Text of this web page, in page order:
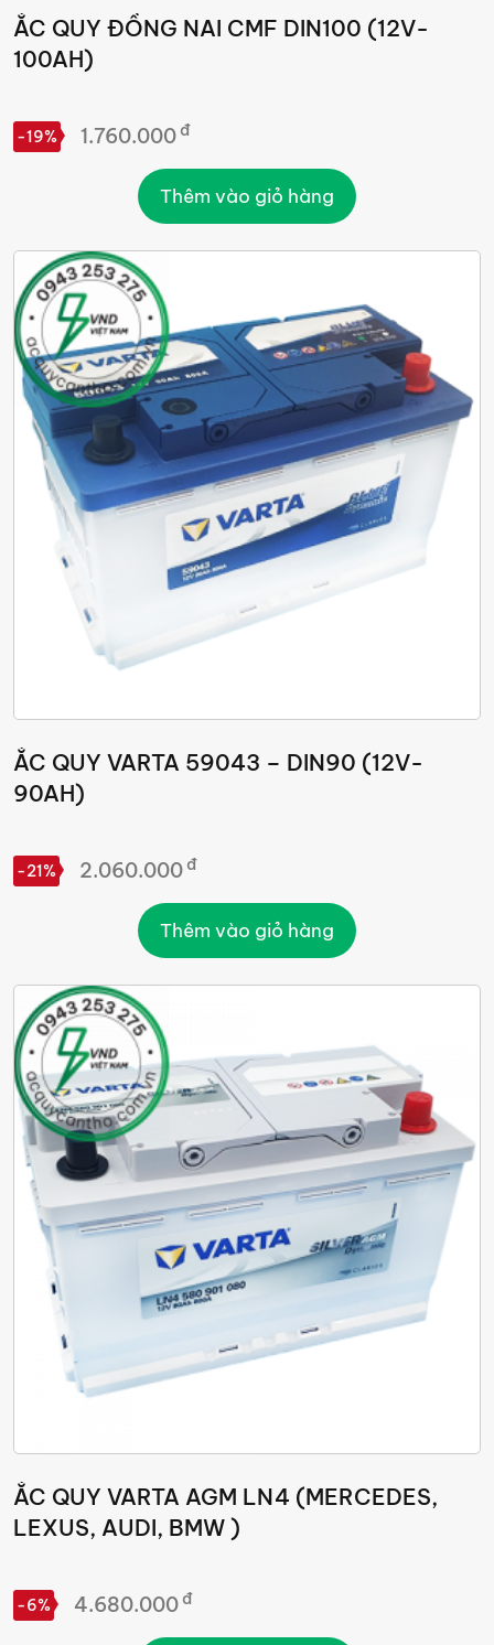
ẮC QUY ĐỒNG NAI CMF DIN100 (12V-
100AH)
-19% 1.760.000 đ
Thêm vào giỏ hàng
ẮC QUY VARTA 59043 – DIN90 (12V-
90AH)
-21% 2.060.000 đ
Thêm vào giỏ hàng
ẮC QUY VARTA AGM LN4 (MERCEDES,
LEXUS, AUDI, BMW )
-6% 4.680.000 đ